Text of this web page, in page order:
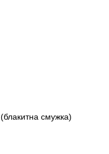
смужка)